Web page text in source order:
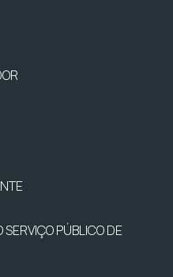
PÚBLICO DE